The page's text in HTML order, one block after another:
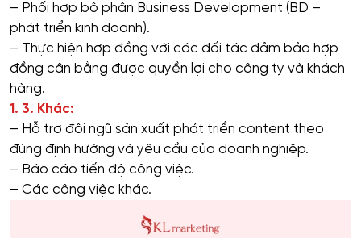
– Phối hợp bộ phận Business Development (BD –
phát triển kinh doanh).
– Thực hiện hợp đồng với các đối tác đảm bảo hợp
đồng cân bằng được quyền lợi cho công ty và khách
hàng.
1. 3. Khác:
– Hỗ trợ đội ngũ sản xuất phát triển content theo
đúng định hướng và yêu cầu của doanh nghiệp.
– Báo cáo tiến độ công việc.
– Các công việc khác.